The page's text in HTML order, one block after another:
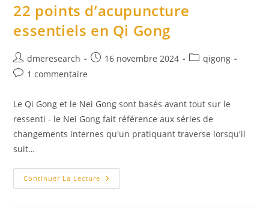
22 points d’acupuncture
essentiels en Qi Gong
Auteur/autrice
de
dmeresearch
Publication
16 novembre 2024
Postqigong
Commentaires
la
publication :
1 commentaire
Le Qi Gong et le Nei Gong sont basés avant tout sur le
ressenti - le Nei Gong fait référence aux séries de
changements internes qu'un pratiquant traverse lorsqu'il
suit…
Continuer La Lecture 22
Points